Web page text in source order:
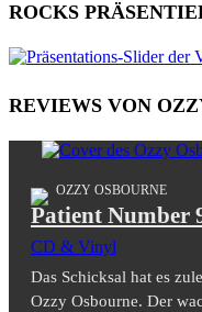
ROCKS
REVIEWS VON
OZZY OSBOURNE
Patient Number
CD & Vinyl
Das Schicksal hat es
Ozzy Osbourne. Der